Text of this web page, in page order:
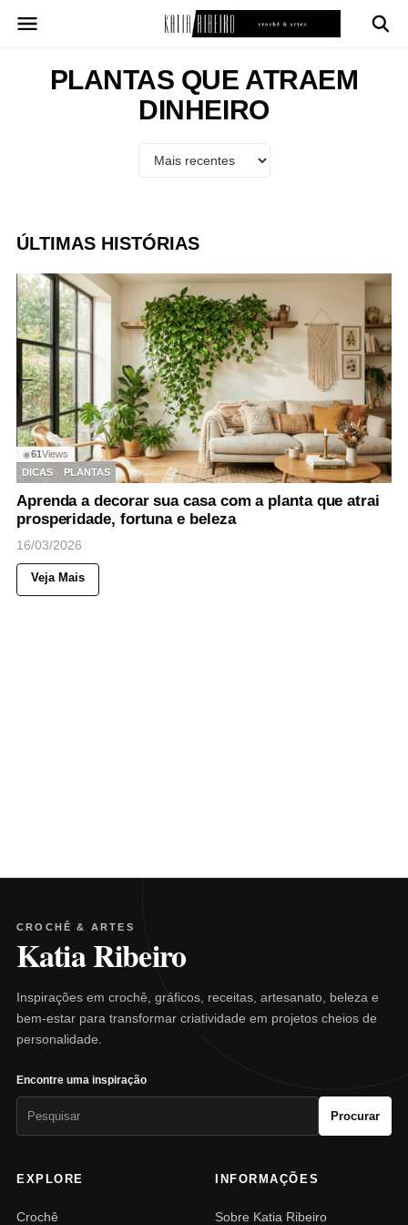
para
conteúdoPLANTAS QUE ATRAEM
DINHEIRO
ÚLTIMAS HISTÓRIAS
◉61 Views
DICAS
PLANTAS
Aprenda a decorar sua casa com a planta que atrai
prosperidade, fortuna e beleza
16/03/2026
Veja Mais
CROCHÊ & ARTES
Katia Ribeiro
Inspirações em crochê, gráficos, receitas, artesanato, beleza e
bem-estar para transformar criatividade em projetos cheios de
personalidade.
Encontre uma inspiração
Procurar
EXPLORE
Crochê
INFORMAÇÕES
Sobre Katia Ribeiro